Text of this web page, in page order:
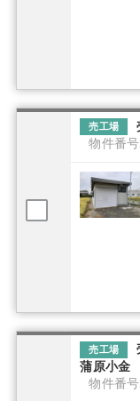
売工場
物件番
売工場
蒲原小金
物件番